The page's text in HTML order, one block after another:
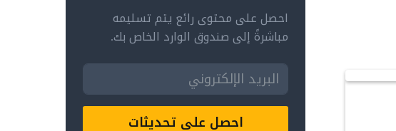
احصل على محتوى رائع يتم تسليمه
مباشرةً إلى صندوق الوارد الخاص بك.
احصل على تحديثات